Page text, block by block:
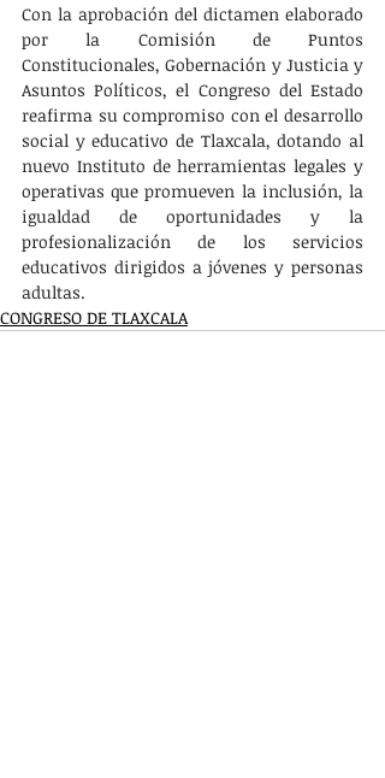
Con la aprobación del dictamen elaborado
por la Comisión de Puntos
Constitucionales, Gobernación y Justicia y
Asuntos Políticos, el Congreso del Estado
reafirma su compromiso con el desarrollo
social y educativo de Tlaxcala, dotando al
nuevo Instituto de herramientas legales y
operativas que promueven la inclusión, la
igualdad de oportunidades y la
profesionalización de los servicios
educativos dirigidos a jóvenes y personas
adultas.
CONGRESO DE TLAXCALA